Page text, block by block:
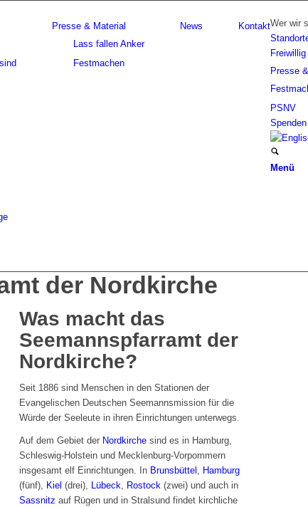
Wer wir
Presse & Material
Lass fallen Anker
Festmachen
News
Kontakt
Presse
PSNV
Spenden
Menü
der Nordkirche
Was macht das
Seemannspfarramt der
Nordkirche?
Seit 1886 sind Menschen in den Stationen der
Evangelischen Deutschen Seemannsmission für die
Würde der Seeleute in ihren Einrichtungen unterwegs.
Auf dem Gebiet der Nordkirche sind es in Hamburg,
Schleswig-Holstein und Mecklenburg-Vorpommern
insgesamt elf Einrichtungen. In Brunsbüttel , Hamburg
(fünf), Kiel (drei), Lübeck, Rostock (zwei) und auch in
Sassnitz auf Rügen und in Stralsund findet kirchliche